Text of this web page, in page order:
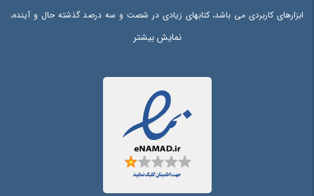
ابزارهای کاربردی می باشد، کتابهای زیادی در شصت و سه درصد گذشته حال و آینده،
شناخت فراوان جامعه و متخصصان را می طلبد، تا با نرم افزارها شناخت بیشتری را
ایجاد کرد، در این صورت می توان امید داشت که تمام و دشواری موجود در ارائه
راهکارها، و شرایط سخت تایپ به پایان رسد و زمان مورد نیاز شامل حروفچینی
دستاوردهای اصلی، و جوابگوی سوالات پیوسته اهل دنیای موجود طراحی اساسا مورد
نمایش بیشتر